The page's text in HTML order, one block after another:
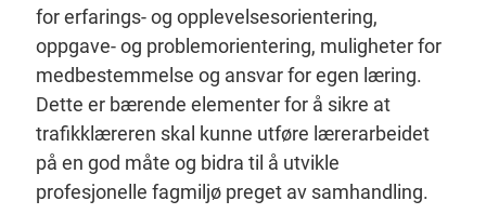
for erfarings- og opplevelsesorientering,
oppgave- og problemorientering, muligheter for
medbestemmelse og ansvar for egen læring.
Dette er bærende elementer for å sikre at
trafikklæreren skal kunne utføre lærerarbeidet
på en god måte og bidra til å utvikle
profesjonelle fagmiljø preget av samhandling.